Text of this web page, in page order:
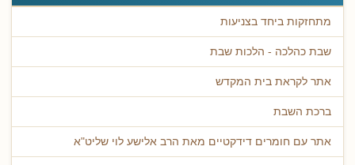
מתחזקות ביחד בצניעות
שבת כהלכה - הלכות שבת
אתר לקראת בית המקדש
ברכת השבת
אתר עם חומרים דידקטיים מאת הרב אלישע לוי שליט"א